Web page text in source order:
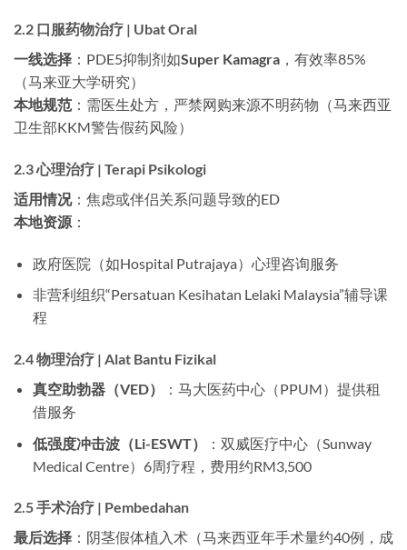
2.2 口服药物治疗 | Ubat Oral
一线选择 ：PDE5抑制剂如Super Kamagra ，有效率85%
（马来亚大学研究）
本地规范 ：需医生处方，严禁网购来源不明药物（马来西亚
卫生部KKM警告假药风险）
2.3 心理治疗 | Terapi Psikologi
适用情况：焦虑或伴侣关系问题导致的ED
本地资源 ：
政府医院（如Hospital Putrajaya）心理咨询服务
非营利组织“Persatuan Kesihatan Lelaki Malaysia”辅导课
程
2.4 物理治疗 | Alat Bantu Fizikal
真空助勃器（VED）
：马大医药中心（PPUM）提供租
借服务
低强度冲击波（Li-ESWT）
：双威医疗中心（Sunway
Medical Centre）6周疗程，费用约RM3,500
2.5 手术治疗 | Pembedahan
最后选择 ：阴茎假体植入术（马来西亚年手术量约40例，成